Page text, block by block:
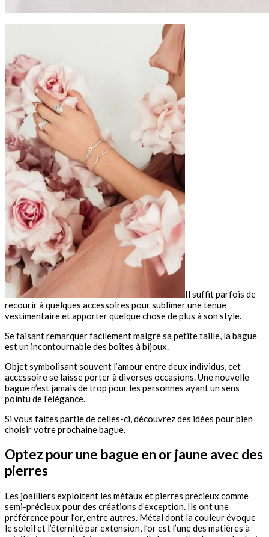
Il suffit parfois de
recourir à quelques accessoires pour sublimer une tenue
vestimentaire et apporter quelque chose de plus à son style.
Se faisant remarquer facilement malgré sa petite taille, la bague
est un incontournable des boîtes à bijoux.
Objet symbolisant souvent l’amour entre deux individus, cet
accessoire se laisse porter à diverses occasions. Une nouvelle
bague n’est jamais de trop pour les personnes ayant un sens
pointu de l’élégance.
Si vous faites partie de celles-ci, découvrez des idées pour bien
choisir votre prochaine bague.
Optez pour une bague en or jaune avec des
pierres
Les joailliers exploitent les métaux et pierres précieux comme
semi-précieux pour des créations d’exception. Ils ont une
préférence pour l’or, entre autres. Métal dont la couleur évoque
le soleil et l’éternité par extension, l’or est l’une des matières à